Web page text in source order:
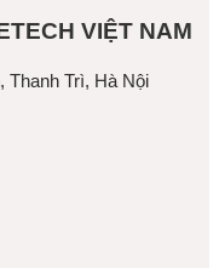
VIỆT NAM
Trì, Hà Nội